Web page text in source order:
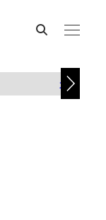
カスタム